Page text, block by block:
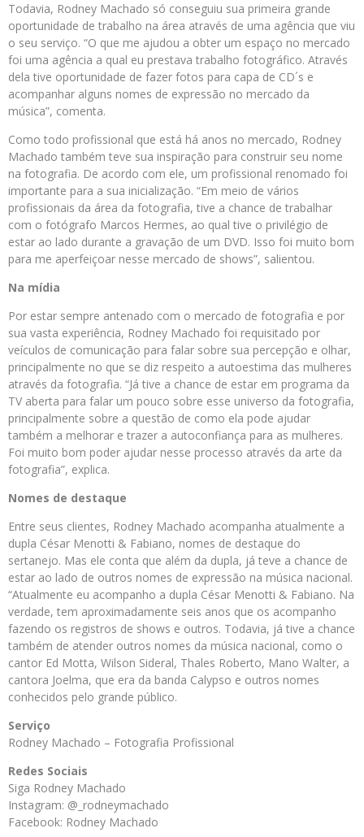
Todavia, Rodney Machado só conseguiu sua primeira grande
oportunidade de trabalho na área através de uma agência que viu
o seu serviço. “O que me ajudou a obter um espaço no mercado
foi uma agência a qual eu prestava trabalho fotográfico. Através
dela tive oportunidade de fazer fotos para capa de CD´s e
acompanhar alguns nomes de expressão no mercado da
música”, comenta.
Como todo profissional que está há anos no mercado, Rodney
Machado também teve sua inspiração para construir seu nome
na fotografia. De acordo com ele, um profissional renomado foi
importante para a sua inicialização. “Em meio de vários
profissionais da área da fotografia, tive a chance de trabalhar
com o fotógrafo Marcos Hermes, ao qual tive o privilégio de
estar ao lado durante a gravação de um DVD. Isso foi muito bom
para me aperfeiçoar nesse mercado de shows”, salientou.
Na mídia
Por estar sempre antenado com o mercado de fotografia e por
sua vasta experiência, Rodney Machado foi requisitado por
veículos de comunicação para falar sobre sua percepção e olhar,
principalmente no que se diz respeito a autoestima das mulheres
através da fotografia. “Já tive a chance de estar em programa da
TV aberta para falar um pouco sobre esse universo da fotografia,
principalmente sobre a questão de como ela pode ajudar
também a melhorar e trazer a autoconfiança para as mulheres.
Foi muito bom poder ajudar nesse processo através da arte da
fotografia”, explica.
Nomes de destaque
Entre seus clientes, Rodney Machado acompanha atualmente a
dupla César Menotti & Fabiano, nomes de destaque do
sertanejo. Mas ele conta que além da dupla, já teve a chance de
estar ao lado de outros nomes de expressão na música nacional.
“Atualmente eu acompanho a dupla César Menotti & Fabiano. Na
verdade, tem aproximadamente seis anos que os acompanho
fazendo os registros de shows e outros. Todavia, já tive a chance
também de atender outros nomes da música nacional, como o
cantor Ed Motta, Wilson Sideral, Thales Roberto, Mano Walter, a
cantora Joelma, que era da banda Calypso e outros nomes
conhecidos pelo grande público.
Serviço
Rodney Machado – Fotografia Profissional
Redes Sociais
Siga Rodney Machado
Instagram: @_rodneymachado
Facebook: Rodney Machado